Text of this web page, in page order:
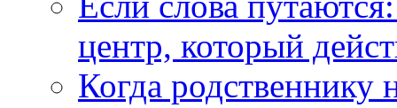
центр, который
Когда